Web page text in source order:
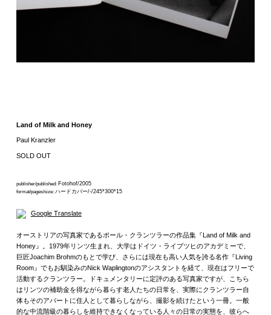
Land of Milk and Honey
Paul Kranzler
SOLD OUT
publisher/published: Fotohof/2005
format/pages/size: ハードカバー/-/245*300*15
Google Translate
オーストリアの写真家であるポール・クランツラーの作品集『Land of Milk and
Honey』。1979年リンツ生まれ、大学はドイツ・ライプツヒのアカデミーで、
巨匠Joachim Brohmのもとで学び、さらには現在も高い人気を誇る名作『Living
Room』でもお馴染みのNick Waplingtonのアシスタントを経て、現在はフリーで
活動するクランツラー。ドキュメンタリーに定評のある写真家ですが、こちら
はリンツの補助金を得ながら暮らす老人たちの日常を、実際にクランツラー自
体もそのアパートに住人として暮らしながら、撮影を続けたという一冊。一般
的な中流階級の暮らしを維持できなくなっている人々の日常の実態を、彼らへ